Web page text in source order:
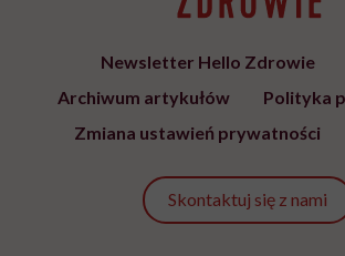
Newsletter Hello Zdrowie
Archiwum artykułów
Polityka
Zmiana ustawień prywatności
Skontaktuj się z nami